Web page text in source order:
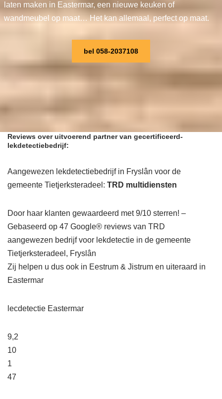
laten maken in Eastermar, een nieuwe keuken of
wandmeubel op maat… Het kan allemaal, perfect op maat.
bel 058-2037108
Reviews over uitvoerend partner van gecertificeerd-
lekdetectiebedrijf:
Aangewezen lekdetectiebedrijf in Fryslân voor de
gemeente Tietjerksteradeel: TRD multidiensten
Door haar klanten gewaardeerd met 9/10 sterren! –
Gebaseerd op 47 Google® reviews van TRD
aangewezen bedrijf voor lekdetectie in de gemeente
Tietjerksteradeel, Fryslân
Zij helpen u dus ook in Eestrum & Jistrum en uiteraard in
Eastermar
lecdetectie Eastermar
9,2
10
1
47